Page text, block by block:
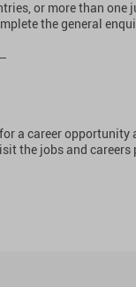
or more than one
the general
a career opportunity
the jobs and careers